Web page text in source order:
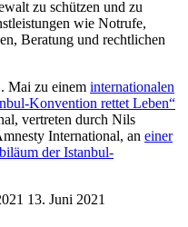
zu schützen und zu
wie Notrufe,
Beratung und rechtlichen
Mai zu einem internationalen
Konvention rettet Leben“
vertreten durch Nils
International, an einer
der Istanbul-
13. Juni 2021